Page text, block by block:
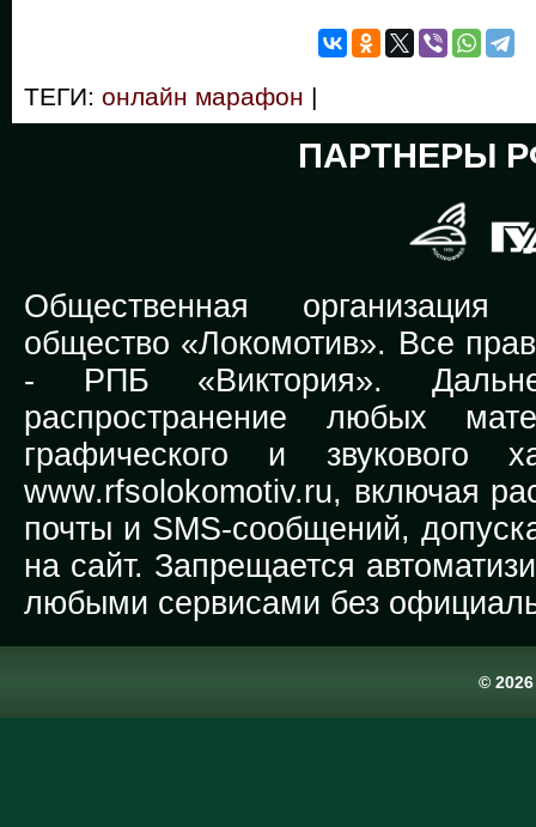
ТЕГИ: онлайн марафон |
ПАРТНЕРЫ
Общественная организация
общество «Локомотив». Все
- РПБ «Виктория».
распространение любых
графического и звукового
www.rfsolokomotiv.ru, включая
почты и SMS-сообщений,
на сайт. Запрещается
любыми сервисами без
©